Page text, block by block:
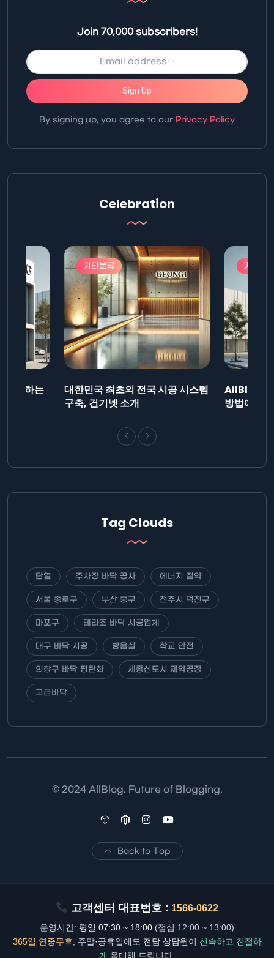
Join 70,000 subscribers!
Sign Up
By signing up, you agree to our Privacy Policy
Celebration
제출하는
기타분류
대한민국 최초의 전국 시공 시스템
구축, 건기넷 소개
기타분
AllBlog에
방법에 대
Tag Clouds
단열 주차장 바닥 공사 에너지 절약
서울 종로구 부산 중구 전주시 덕진구
마포구 테라조 바닥 시공업체
대구 바닥 시공 방음실 학교 안전
의창구 바닥 평탄화 세종신도시 제약공장
고급바닥
© 2024 AllBlog. Future of Blogging.
Back to Top
고객센터 대표번호 : 1566-0622
운영시간: 평일 07:30 ~ 18:00 (점심 12:00 ~ 13:00)
365일 연중무휴 , 주말·공휴일에도 전담 상담원이 신속하고 친절하
게 응대해 드립니다.